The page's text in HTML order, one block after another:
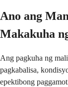
Ano ang
Makakuha
Ang pagkuha ng
pagkabalisa,
epektibong